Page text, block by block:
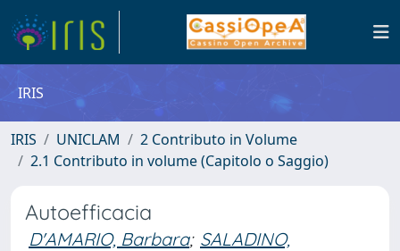
IRIS
IRIS UNICLAM
2 Contributo in Volume
2.1 Contributo in volume (Capitolo o Saggio)
Autoefficacia
D'AMARIO, Barbara; SALADINO,